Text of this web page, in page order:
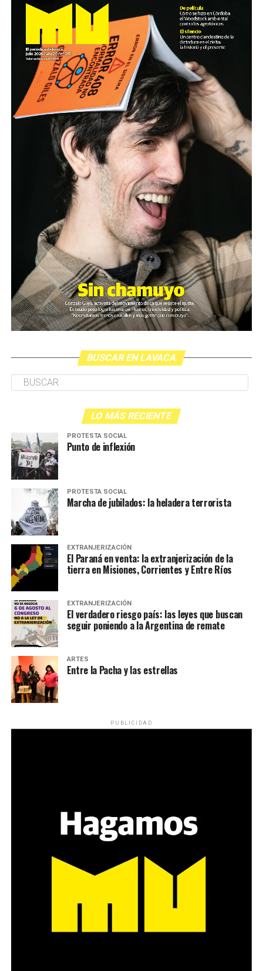
BUSCAR EN LAVACA
LO MÁS RECIENTE
PROTESTA SOCIAL
Punto de inflexión
PROTESTA SOCIAL
Marcha de jubilados: la heladera terrorista
EXTRANJERIZACIÓN
El Paraná en venta: la extranjerización de la
tierra en Misiones, Corrientes y Entre Ríos
EXTRANJERIZACIÓN
El verdadero riesgo país: las leyes que buscan
seguir poniendo a la Argentina de remate
ARTES
Entre la Pacha y las estrellas
PUBLICIDAD